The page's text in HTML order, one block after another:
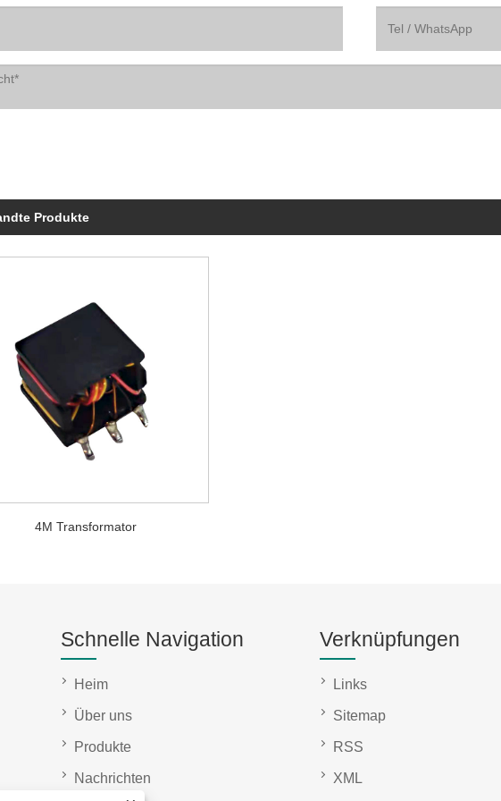
Produkte
4M Transformator
Schnelle Navigation
Heim
Über uns
Produkte
Nachrichten
Verknüpfungen
Links
Sitemap
RSS
XML